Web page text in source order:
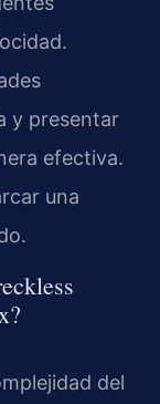
y presentar
efectiva.
una
del